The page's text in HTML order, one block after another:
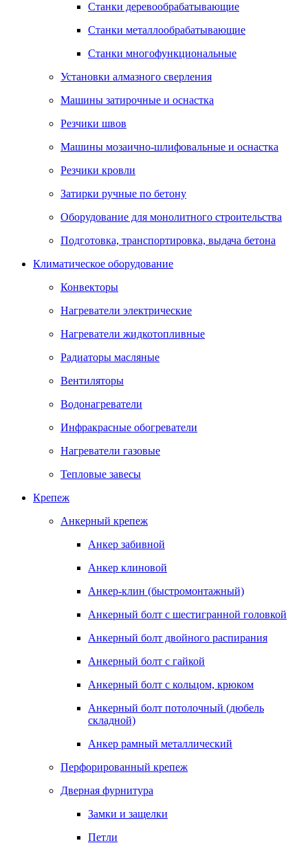
Станки деревообрабатывающие
Станки металлообрабатывающие
Станки многофункциональные
Установки алмазного сверления
Машины затирочные и оснастка
Резчики швов
Машины мозаично-шлифовальные и оснастка
Резчики кровли
Затирки ручные по бетону
Оборудование для монолитного строительства
Подготовка, транспортировка, выдача бетона
Климатическое оборудование
Конвекторы
Нагреватели электрические
Нагреватели жидкотопливные
Радиаторы масляные
Вентиляторы
Водонагреватели
Инфракрасные обогреватели
Нагреватели газовые
Тепловые завесы
Крепеж
Анкерный крепеж
Анкер забивной
Анкер клиновой
Анкер-клин (быстромонтажный)
Анкерный болт с шестигранной головкой
Анкерный болт двойного распирания
Анкерный болт с гайкой
Анкерный болт с кольцом, крюком
Анкерный болт потолочный (дюбель
складной)
Анкер рамный металлический
Перфорированный крепеж
Дверная фурнитура
Замки и защелки
Петли